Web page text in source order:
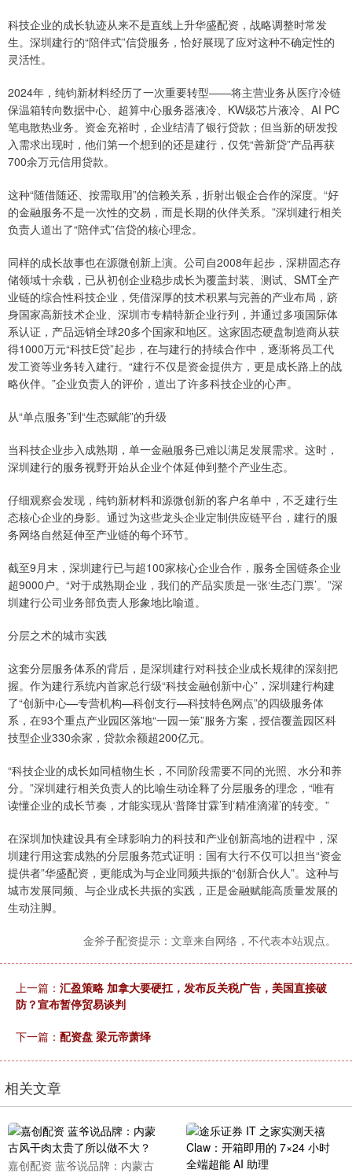
科技企业的成长轨迹从来不是直线上升华盛配资，战略调整时常发
生。深圳建行的“陪伴式”信贷服务，恰好展现了应对这种不确定性的
灵活性。
2024年，纯钧新材料经历了一次重要转型——将主营业务从医疗冷链
保温箱转向数据中心、超算中心服务器液冷、KW级芯片液冷、AI PC
笔电散热业务。资金充裕时，企业结清了银行贷款；但当新的研发投
入需求出现时，他们第一个想到的还是建行，仅凭“善新贷”产品再获
700余万元信用贷款。
这种“随借随还、按需取用”的信赖关系，折射出银企合作的深度。“好
的金融服务不是一次性的交易，而是长期的伙伴关系。”深圳建行相关
负责人道出了“陪伴式”信贷的核心理念。
同样的成长故事也在源微创新上演。公司自2008年起步，深耕固态存
储领域十余载，已从初创企业稳步成长为覆盖封装、测试、SMT全产
业链的综合性科技企业，凭借深厚的技术积累与完善的产业布局，跻
身国家高新技术企业、深圳市专精特新企业行列，并通过多项国际体
系认证，产品远销全球20多个国家和地区。这家固态硬盘制造商从获
得1000万元“科技E贷”起步，在与建行的持续合作中，逐渐将员工代
发工资等业务转入建行。“建行不仅是资金提供方，更是成长路上的战
略伙伴。”企业负责人的评价，道出了许多科技企业的心声。
从“单点服务”到“生态赋能”的升级
当科技企业步入成熟期，单一金融服务已难以满足发展需求。这时，
深圳建行的服务视野开始从企业个体延伸到整个产业生态。
仔细观察会发现，纯钧新材料和源微创新的客户名单中，不乏建行生
态核心企业的身影。通过为这些龙头企业定制供应链平台，建行的服
务网络自然延伸至产业链的每个环节。
截至9月末，深圳建行已与超100家核心企业合作，服务全国链条企业
超9000户。“对于成熟期企业，我们的产品实质是一张‘生态门票’。”深
圳建行公司业务部负责人形象地比喻道。
分层之术的城市实践
这套分层服务体系的背后，是深圳建行对科技企业成长规律的深刻把
握。作为建行系统内首家总行级“科技金融创新中心”，深圳建行构建
了“创新中心—专营机构—科创支行—科技特色网点”的四级服务体
系，在93个重点产业园区落地“一园一策”服务方案，授信覆盖园区科
技型企业330余家，贷款余额超200亿元。
“科技企业的成长如同植物生长，不同阶段需要不同的光照、水分和养
分。”深圳建行相关负责人的比喻生动诠释了分层服务的理念，“唯有
读懂企业的成长节奏，才能实现从‘普降甘霖’到‘精准滴灌’的转变。”
在深圳加快建设具有全球影响力的科技和产业创新高地的进程中，深
圳建行用这套成熟的分层服务范式证明：国有大行不仅可以担当“资金
提供者”华盛配资，更能成为与企业同频共振的“创新合伙人”。这种与
城市发展同频、与企业成长共振的实践，正是金融赋能高质量发展的
生动注脚。
金斧子配资提示：文章来自网络，不代表本站观点。
上一篇： 汇盈策略 加拿大要硬扛，发布反关税广告，美国直接破
防？宣布暂停贸易谈判
下一篇： 配资盘 梁元帝萧绎
相关文章
嘉创配资 蓝爷说品牌：内蒙古